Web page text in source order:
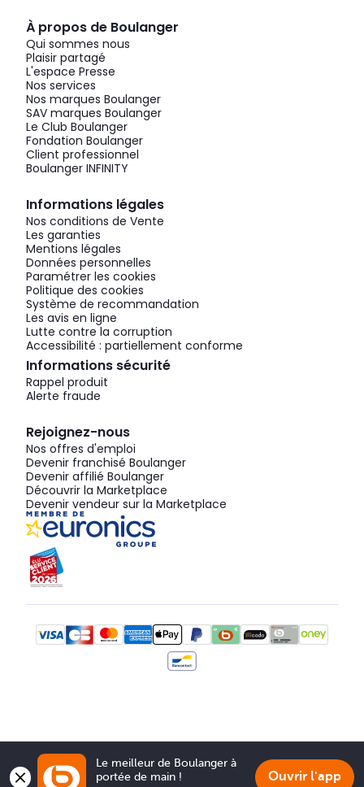
À propos de Boulanger
Qui sommes nous
Plaisir partagé
L'espace Presse
Nos services
Nos marques Boulanger
SAV marques Boulanger
Le Club Boulanger
Fondation Boulanger
Client professionnel
Boulanger INFINITY
Informations légales
Nos conditions de Vente
Les garanties
Mentions légales
Données personnelles
Paramétrer les cookies
Politique des cookies
Système de recommandation
Les avis en ligne
Lutte contre la corruption
Accessibilité : partiellement conforme
Informations sécurité
Rappel produit
Alerte fraude
Rejoignez-nous
Nos offres d'emploi
Devenir franchisé Boulanger
Devenir affilié Boulanger
Découvrir la Marketplace
Devenir vendeur sur la Marketplace
Le meilleur de Boulanger à
portée de main !
Ouvrir l'app